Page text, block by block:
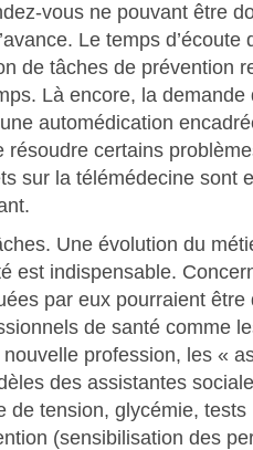
vous ne pouvant être
Le temps d’écoute
de tâches de prévention
Là encore, la
automédication
résoudre certains
sur la télémédecine sont
Une évolution du
est indispensable.
par eux pourraient être
de santé comme
profession, les «
des assistantes
de tension, glycémie,
(sensibilisation des